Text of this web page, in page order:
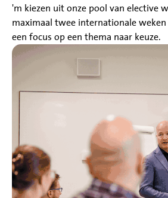
'm kiezen uit onze pool van elective
maximaal twee internationale
een focus op een thema naar keuze.